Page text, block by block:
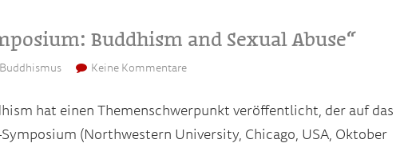
Buddhism and Sexual Abuse“
Buddhismus Keine Kommentare
hat einen Themenschwerpunkt veröffentlicht, der auf das
(Northwestern University, Chicago, USA, Oktober